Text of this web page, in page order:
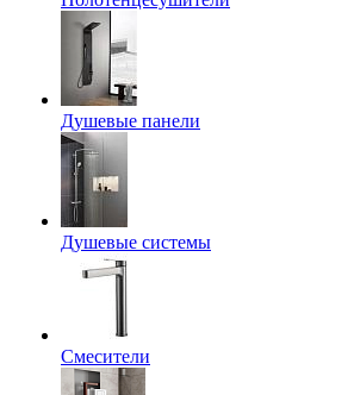
Душевые панели
Душевые системы
Смесители